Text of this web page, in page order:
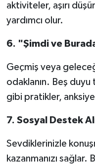
aktiviteler, aşırı
yardımcı olur.
6. "Şimdi ve
Geçmiş veya
odaklanın. Beş
gibi pratikler,
7. Sosyal Destek
Sevdiklerinizle
kazanmanızı sağlar.